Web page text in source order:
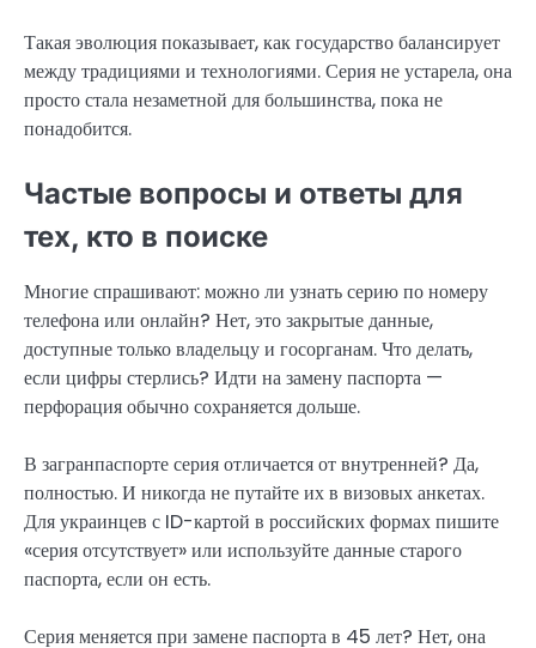
Такая эволюция показывает, как государство балансирует
между традициями и технологиями. Серия не устарела, она
просто стала незаметной для большинства, пока не
понадобится.
Частые вопросы и ответы для
тех, кто в поиске
Многие спрашивают: можно ли узнать серию по номеру
телефона или онлайн? Нет, это закрытые данные,
доступные только владельцу и госорганам. Что делать,
если цифры стерлись? Идти на замену паспорта —
перфорация обычно сохраняется дольше.
В загранпаспорте серия отличается от внутренней? Да,
полностью. И никогда не путайте их в визовых анкетах.
Для украинцев с ID-картой в российских формах пишите
«серия отсутствует» или используйте данные старого
паспорта, если он есть.
Серия меняется при замене паспорта в 45 лет? Нет, она